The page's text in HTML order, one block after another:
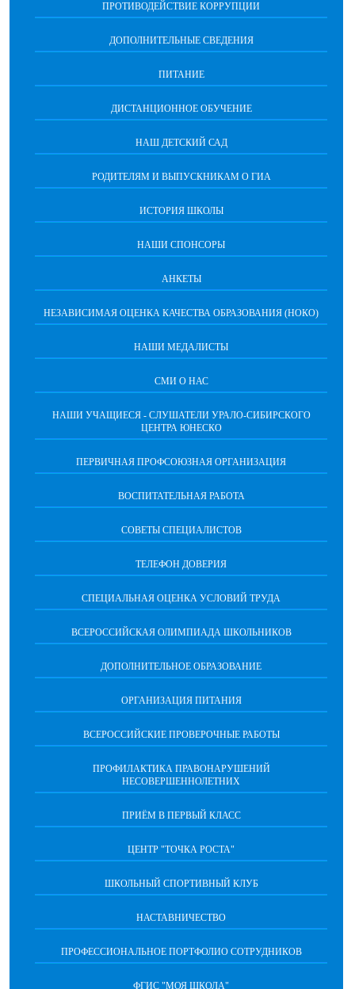
ПРОТИВОДЕЙСТВИЕ КОРРУПЦИИ
ДОПОЛНИТЕЛЬНЫЕ СВЕДЕНИЯ
ПИТАНИЕ
ДИСТАНЦИОННОЕ ОБУЧЕНИЕ
НАШ ДЕТСКИЙ САД
РОДИТЕЛЯМ И ВЫПУСКНИКАМ О ГИА
ИСТОРИЯ ШКОЛЫ
НАШИ СПОНСОРЫ
АНКЕТЫ
НЕЗАВИСИМАЯ ОЦЕНКА КАЧЕСТВА ОБРАЗОВАНИЯ (НОКО)
НАШИ МЕДАЛИСТЫ
СМИ О НАС
НАШИ УЧАЩИЕСЯ - СЛУШАТЕЛИ УРАЛО-СИБИРСКОГО
ЦЕНТРА ЮНЕСКО
ПЕРВИЧНАЯ ПРОФСОЮЗНАЯ ОРГАНИЗАЦИЯ
ВОСПИТАТЕЛЬНАЯ РАБОТА
СОВЕТЫ СПЕЦИАЛИСТОВ
ТЕЛЕФОН ДОВЕРИЯ
СПЕЦИАЛЬНАЯ ОЦЕНКА УСЛОВИЙ ТРУДА
ВСЕРОССИЙСКАЯ ОЛИМПИАДА ШКОЛЬНИКОВ
ДОПОЛНИТЕЛЬНОЕ ОБРАЗОВАНИЕ
ОРГАНИЗАЦИЯ ПИТАНИЯ
ВСЕРОССИЙСКИЕ ПРОВЕРОЧНЫЕ РАБОТЫ
ПРОФИЛАКТИКА ПРАВОНАРУШЕНИЙ
НЕСОВЕРШЕННОЛЕТНИХ
ПРИЁМ В ПЕРВЫЙ КЛАСС
ЦЕНТР "ТОЧКА РОСТА"
ШКОЛЬНЫЙ СПОРТИВНЫЙ КЛУБ
НАСТАВНИЧЕСТВО
ПРОФЕССИОНАЛЬНОЕ ПОРТФОЛИО СОТРУДНИКОВ
ФГИС "МОЯ ШКОЛА"